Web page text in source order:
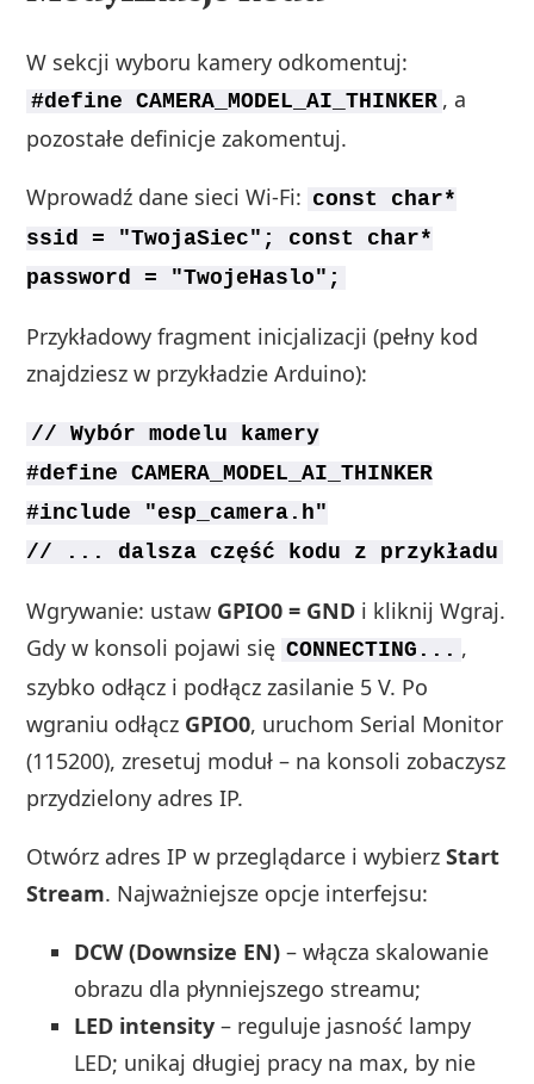
W sekcji wyboru kamery odkomentuj:
#define CAMERA_MODEL_AI_THINKER , a
pozostałe definicje zakomentuj.
Wprowadź dane sieci Wi‑Fi: const char*
ssid = "TwojaSiec"; const char*
password = "TwojeHaslo";
Przykładowy fragment inicjalizacji (pełny kod
znajdziesz w przykładzie Arduino):
// Wybór modelu kamery
#define CAMERA_MODEL_AI_THINKER
#include "esp_camera.h"
// ... dalsza część kodu z przykładu
Wgrywanie: ustaw GPIO0 = GND i kliknij Wgraj.
Gdy w konsoli pojawi się CONNECTING... ,
szybko odłącz i podłącz zasilanie 5 V. Po
wgraniu odłącz GPIO0, uruchom Serial Monitor
(115200), zresetuj moduł – na konsoli zobaczysz
przydzielony adres IP.
Otwórz adres IP w przeglądarce i wybierzStart
Stream. Najważniejsze opcje interfejsu:
DCW (Downsize EN) – włącza skalowanie
obrazu dla płynniejszego streamu;
LED intensity – reguluje jasność lampy
LED; unikaj długiej pracy na max, by nie